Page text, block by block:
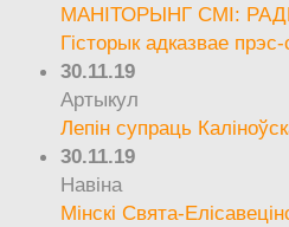
МАНІТОРЫНГ СМІ:
Гісторык адказвае
30.11.19
Артыкул
Лепін супраць
30.11.19
Навіна
Мінскі Свята-